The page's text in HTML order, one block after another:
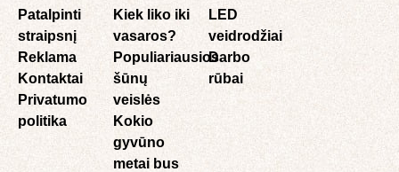
Patalpinti
straipsnį
Reklama
Kontaktai
Privatumo
politika
Kiek liko iki
vasaros?
Populiariausios
šūnų
veislės
Kokio
gyvūno
metai bus
LED
veidrodžiai
Darbo
rūbai